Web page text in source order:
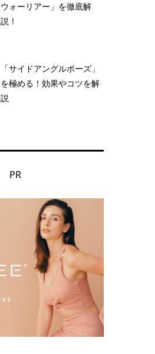
ウォーリアー」を徹底解
説！
「サイドアングルポーズ」
を極める！効果やコツを解
説
PR